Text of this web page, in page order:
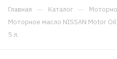
Главная — Каталог —
Моторное масло NISSAN Motor
5 л.